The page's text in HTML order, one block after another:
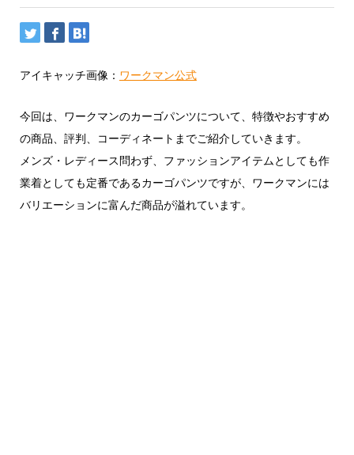
アイキャッチ画像： ワークマン公式
今回は、ワークマンのカーゴパンツについて、特徴やおすすめ
の商品、評判、コーディネートまでご紹介していきます。
メンズ・レディース問わず、ファッションアイテムとしても作
業着としても定番であるカーゴパンツですが、ワークマンには
バリエーションに富んだ商品が溢れています。